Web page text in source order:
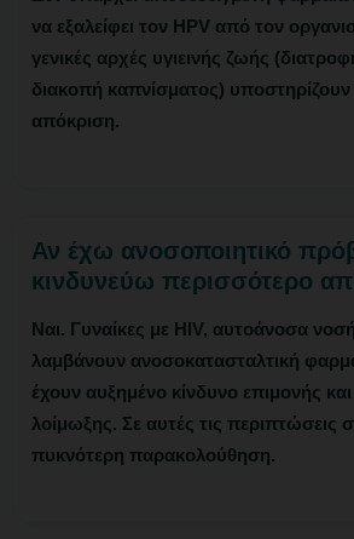
να εξαλείφει τον HPV από τον
γενικές αρχές υγιεινής ζωής
διακοπή καπνίσματος)
απόκριση.
Αν έχω ανοσοποιητικό
κινδυνεύω περισσότερο
Ναι. Γυναίκες με HIV, αυτοάνοσα
λαμβάνουν ανοσοκατασταλτική
έχουν αυξημένο κίνδυνο επιμονής και
λοίμωξης. Σε αυτές τις περιπτώσεις
πυκνότερη παρακολούθηση.